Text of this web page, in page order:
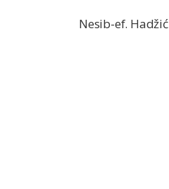
Nesib-ef. Hadžić